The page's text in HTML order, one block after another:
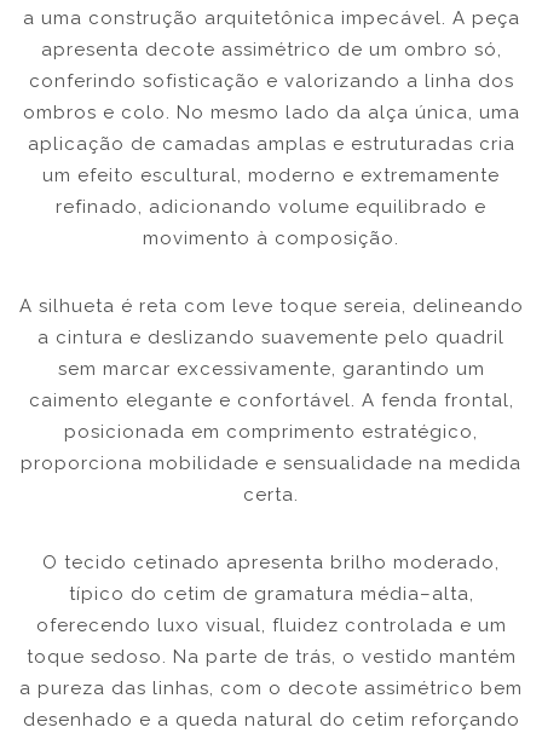
a uma construção arquitetônica impecável. A peça
apresenta decote assimétrico de um ombro só,
conferindo sofisticação e valorizando a linha dos
ombros e colo. No mesmo lado da alça única, uma
aplicação de camadas amplas e estruturadas cria
um efeito escultural, moderno e extremamente
refinado, adicionando volume equilibrado e
movimento à composição.
A silhueta é reta com leve toque sereia, delineando
a cintura e deslizando suavemente pelo quadril
sem marcar excessivamente, garantindo um
caimento elegante e confortável. A fenda frontal,
posicionada em comprimento estratégico,
proporciona mobilidade e sensualidade na medida
certa.
O tecido cetinado apresenta brilho moderado,
típico do cetim de gramatura média–alta,
oferecendo luxo visual, fluidez controlada e um
toque sedoso. Na parte de trás, o vestido mantém
a pureza das linhas, com o decote assimétrico bem
desenhado e a queda natural do cetim reforçando